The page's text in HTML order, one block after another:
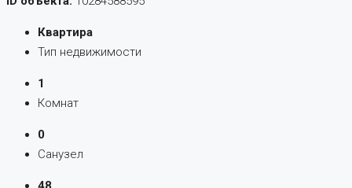
Квартира
Тип недвижимости
1
Комнат
0
Санузел